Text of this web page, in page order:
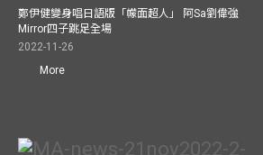
鄭伊健變身唱日語版「幪面超人」 阿Sa劉偉強
Mirror四子跳足全場
2022-11-26
More